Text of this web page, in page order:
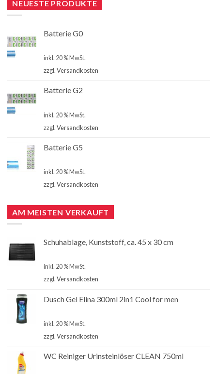
NEUESTE PRODUKTE
Batterie G0
inkl. 20 % MwSt.
zzgl.Versandkosten
Batterie G2
inkl. 20 % MwSt.
zzgl.Versandkosten
Batterie G5
inkl. 20 % MwSt.
zzgl.Versandkosten
AM MEISTEN VERKAUFT
Schuhablage, Kunststoff, ca. 45 x 30 cm
inkl. 20 % MwSt.
zzgl.Versandkosten
Dusch Gel Elina 300ml 2in1 Cool for men
inkl. 20 % MwSt.
zzgl.Versandkosten
WC Reiniger Urinsteinlöser CLEAN 750ml